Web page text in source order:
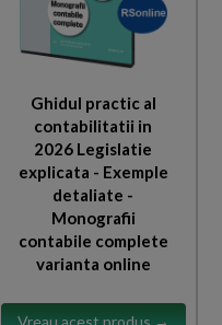
Ghidul practic al
contabilitatii in
2026 Legislatie
explicata - Exemple
detaliate -
Monografii
contabile complete
varianta online
Vreau acest produs →